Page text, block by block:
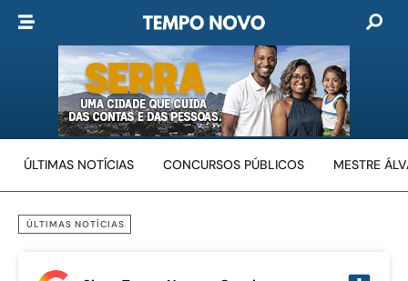
ÚLTIMAS NOTÍCIAS CONCURSOS PÚBLICOS MESTRE
ÚLTIMAS NOTÍCIAS